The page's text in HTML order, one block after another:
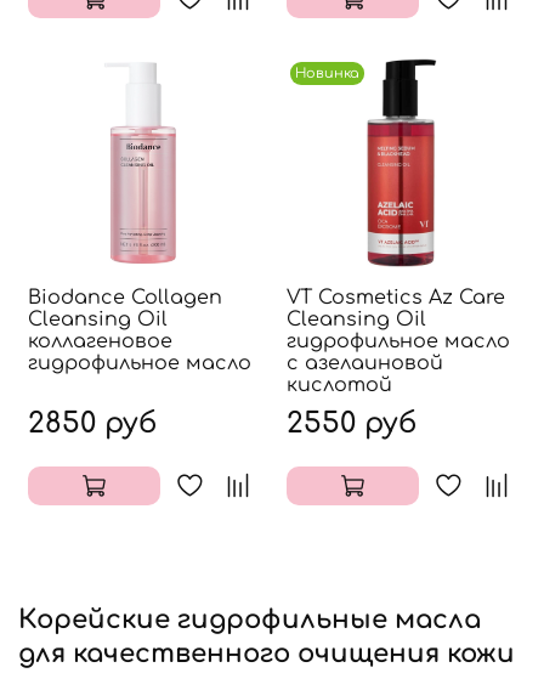
Biodance Collagen
Cleansing Oil
коллагеновое
гидрофильное масло
2850 руб
Новинка
VT Cosmetics Az Care
Cleansing Oil
гидрофильное масло
с азелаиновой
кислотой
2550 руб
Корейские гидрофильные масла
для качественного очищения кожи